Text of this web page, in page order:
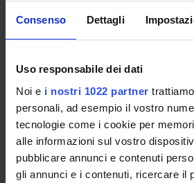
Consenso Dettagli
Uso responsabile dei dati
Noi e i nostri 1022 partner
personali, ad esempio il vostro
tecnologie come i cookie per
alle informazioni sul vostro
pubblicare annunci e contenuti
gli annunci e i contenuti, ricercare il
SPONSORS:
Syllabus:COFATENEO -
di ricerca di Interesse nazionale
Consiglio per la Ricerca e la
Agricoltura
Funds:assigned and managed by the
Syllabus:COFATENEO -
di ricerca di Interesse nazionale